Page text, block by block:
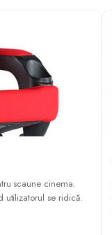
scaune cinema.
utilizatorul se ridică.